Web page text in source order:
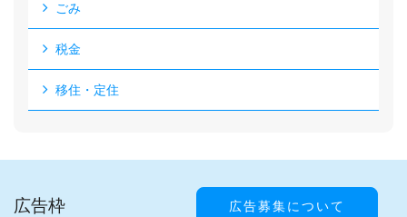
ごみ
税金
移住・定住
広告枠 広告募集について